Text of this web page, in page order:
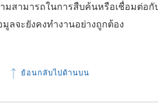
มสามารถในการสืบค้นหรือเชื่อมต่อ
ลจะยังคงทำงานอย่างถูกต้อง
ย้อนกลับไปด้านบน